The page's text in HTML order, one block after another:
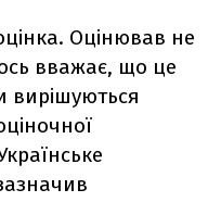
Оцінював не
вважає, що це
вирішуються